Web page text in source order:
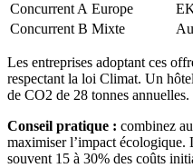
Concurrent A Europe
Concurrent B Mixte
Les entreprises adoptant ces
respectant la loi Climat. Un
de CO2 de 28 tonnes annuelles.
Conseil pratique : combinez
maximiser l’impact écologique.
souvent 15 à 30% des coûts